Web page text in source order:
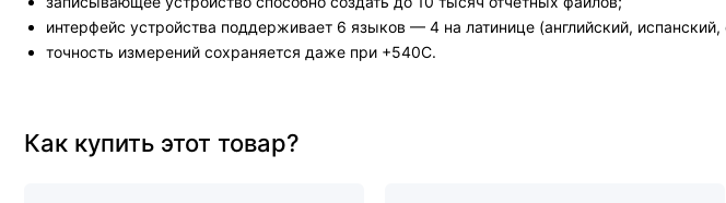
интерфейс устройства поддерживает 6 языков — 4 на латинице (английский,
точность измерений сохраняется даже при +540С.
Как купить этот товар?